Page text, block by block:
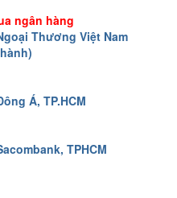
ngân hàng
Thương Việt Nam
Á, TP.HCM
TPHCM